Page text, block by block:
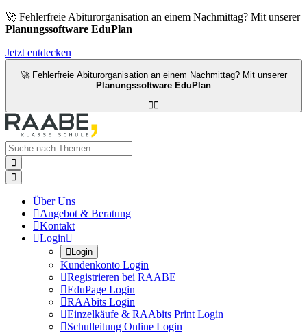
🚀 Fehlerfreie Abiturorganisation an einem Nachmittag? Mit unserer
Planungssoftware EduPlan
Jetzt entdecken
🚀 Fehlerfreie Abiturorganisation an einem Nachmittag? Mit unserer
Planungssoftware EduPlan



Über Uns
Angebot & Beratung
Kontakt
Login
Login
Kundenkonto Login
Registrieren bei RAABE
EduPage Login
RAAbits Login
Einzelkäufe & RAAbits Print Login
Schulleitung Online Login